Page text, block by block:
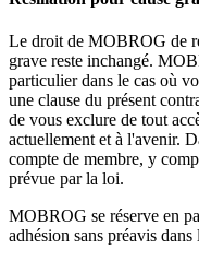
Le droit de MOBROG de
grave reste inchangé.
particulier dans le cas où
une clause du présent
de vous exclure de tout
actuellement et à l'avenir.
compte de membre, y
prévue par la loi.
MOBROG se réserve en
adhésion sans préavis dans